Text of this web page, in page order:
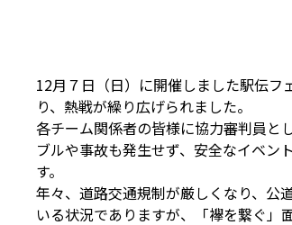
12月７日（日）に開催しました駅伝
り、熱戦が繰り広げられました。
各チーム関係者の皆様に協力審判員と
ブルや事故も発生せず、安全なイベン
す。
年々、道路交通規制が厳しくなり、公
いる状況でありますが、「襷を繋ぐ」